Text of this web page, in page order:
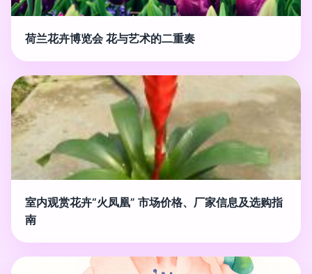
荷兰花卉博览会 花与艺术的二重奏
室内观赏花卉“火凤凰” 市场价格、厂家信息及选购指
南